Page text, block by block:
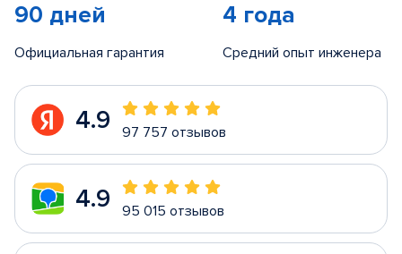
90 дней
Официальная гарантия
4 года
Средний опыт инженера
4.9 97 757 отзывов
4.9 95 015 отзывов